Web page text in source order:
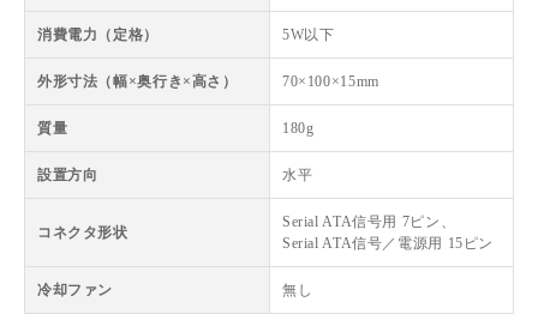
消費電力（定格） 5W以下
外形寸法（幅×奥行き×高さ） 70×100×15mm
質量 180g
設置方向 水平
コネクタ形状
Serial ATA信号用 7ピン、
Serial ATA信号／電源用 15ピン
冷却ファン 無し